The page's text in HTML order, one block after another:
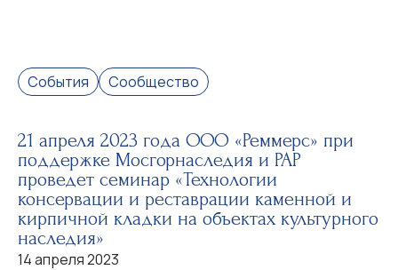
События Сообщество
21 апреля 2023 года ООО «Реммерс» при
поддержке Мосгорнаследия и РАР
проведет семинар «Технологии
консервации и реставрации каменной и
кирпичной кладки на объектах культурного
наследия»
14 апреля 2023